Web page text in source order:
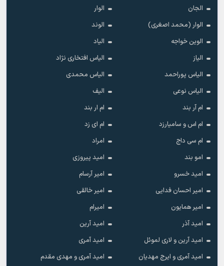
الجان
الوار
الوار (محمد اصغری)
الوند
الوین خواجه
الیاد
الیاز
الیاس افتخاری نژاد
الیاس پوراحمد
الیاس محمدی
الیاس نوعی
الیف
ام آر بند
ام ار بند
ام اس و سامیارزد
ام ای زد
ام سی داج
امراد
امو بند
امید پیروزی
امید خسرو
امیر آرسام
امیر احسان فدایی
امیر خالقى
امیر همایون
امیرام
امید آذر
امید آرین
امید آرین و لاری لموئل
امید آمری
امید آمری و ایرج مهدیان
امید آمری و مهدی مقدم